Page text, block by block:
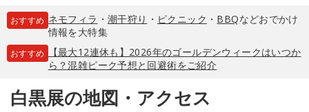
おすすめ ネモフィラ ・ 潮干狩り ・ ピクニック ・ BBQなどおでかけ
情報を大特集
おすすめ
【最大12連休も】2026年のゴールデンウィークはいつか
ら？混雑ピーク予想と回避術をご紹介
白黒展の地図・アクセス